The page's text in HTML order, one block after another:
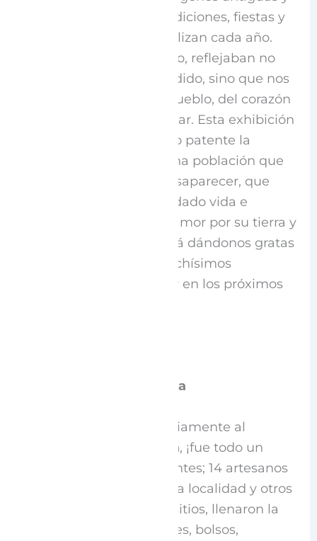
actuales de todas las tradiciones, fiestas y
celebraciones que se realizan cada año.
Cada lámina, cada retrato, reflejaban no
sólo cosas que han sucedido, sino que nos
hablaban del alma del pueblo, del corazón
y la memoria de este lugar. Esta exhibición
llena de orgullo ha hecho patente la
alegría y el espíritu de una población que
no tiene intención de desaparecer, que
ama el lugar que les ha dado vida e
historia, que propicia el amor por su tierra y
que seguramente seguirá dándonos gratas
sorpresas y muchos, muchísimos
momentos para recordar en los próximos
Un Mercado lleno de vida
Por lo que respecta propiamente al
Mercado en Espronceda, ¡fue todo un
éxito!: Más de 200 asistentes; 14 artesanos
y artesanas, algunas de la localidad y otros
que venían de distintos sitios, llenaron la
plaza con joyería, juguetes, bolsos,